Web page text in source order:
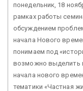
понедельник, 18
рамках работы
обсуждением
начала Нового
понимаем под
возможно выделить
начала нового
тематики «Частная